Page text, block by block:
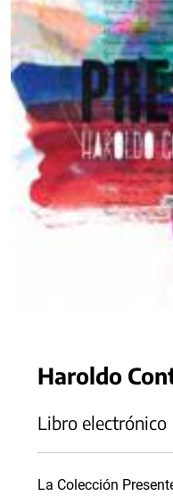
Haroldo
Libro electrónico
La Colección